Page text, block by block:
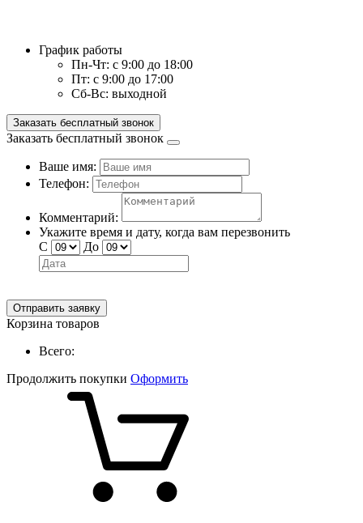
График работы
Пн-Чт: с 9:00 до 18:00
Пт: с 9:00 до 17:00
Сб-Вс: выходной
Заказать бесплатный звонок
Заказать бесплатный звонок
Ваше имя:
Телефон:
Комментарий:
Укажите время и дату, когда вам перезвонить
С
До
Отправить заявку
Корзина товаров
Всего:
Продолжить покупки Оформить